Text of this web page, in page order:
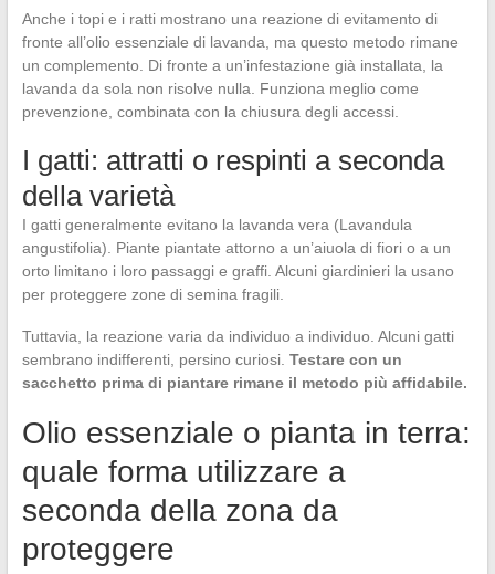
Anche i topi e i ratti mostrano una reazione di evitamento di
fronte all’olio essenziale di lavanda, ma questo metodo rimane
un complemento. Di fronte a un’infestazione già installata, la
lavanda da sola non risolve nulla. Funziona meglio come
prevenzione, combinata con la chiusura degli accessi.
I gatti: attratti o respinti a seconda
della varietà
I gatti generalmente evitano la lavanda vera (Lavandula
angustifolia). Piante piantate attorno a un’aiuola di fiori o a un
orto limitano i loro passaggi e graffi. Alcuni giardinieri la usano
per proteggere zone di semina fragili.
Tuttavia, la reazione varia da individuo a individuo. Alcuni gatti
sembrano indifferenti, persino curiosi. Testare con un
sacchetto prima di piantare rimane il metodo più affidabile.
Olio essenziale o pianta in terra:
quale forma utilizzare a
seconda della zona da
proteggere